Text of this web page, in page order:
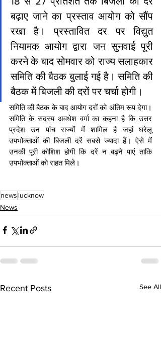
बढ़ाए जाने का प्रस्ताव आयोग को सौंप
रखा है। प्रस्तावित दर पर विद्युत
नियामक आयोग द्वारा जन सुनवाई पूरी
करने के बाद सोमवार को राज्य सलाहकार
समिति की बैठक बुलाई गई है। समिति की
बैठक में बिजली की दरों पर चर्चा होगी।
समिति की बैठक के बाद आयोग दरों को अंतिम रूप देगा।
समिति के सदस्य अवधेश वर्मा का कहना है कि उत्तर
प्रदेश उन पांच राज्यों में शामिल है जहां घरेलू
उपभोक्ताओं की बिजली दरें सबसे ज्यादा हैं। ऐसे में
उनकी पूरी कोशिश होगी कि दरें न बढ़ने पाएं ताकि
उपभोक्ताओं को राहत मिले।
news lucknow
News
Recent Posts See All